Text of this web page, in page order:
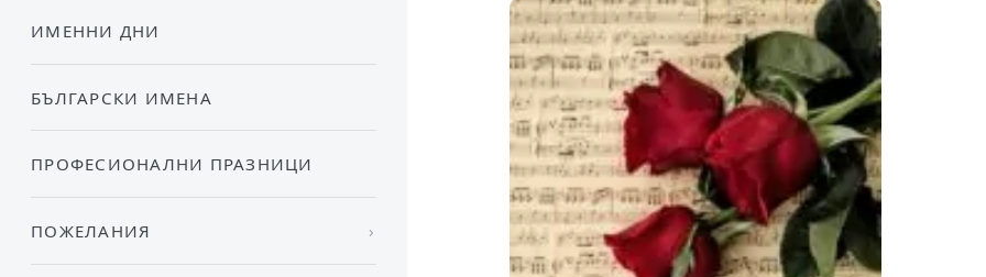
ИМЕННИ ДНИ
БЪЛГАРСКИ ИМЕНА
ПРОФЕСИОНАЛНИ ПРАЗНИЦИ
ПОЖЕЛАНИЯ